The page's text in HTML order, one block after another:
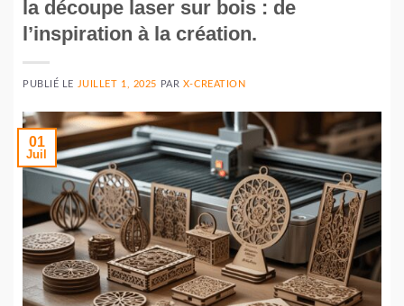
la découpe laser sur bois : de
l’inspiration à la création.
PUBLIÉ LE JUILLET 1, 2025 PAR X-CREATION
01
Juil